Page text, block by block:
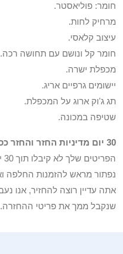
חומר: פוליאסטר.
מרחיק לחות.
עיצוב קלאסי.
חומר קל ונושם עם תחושה רכה.
מכפלת ישרה.
יישומים גרפיים אריג.
תג ג'וק ארוג על המכפלת.
שטיפה במכונה.
30 יום מדיניות החזר והחזר כספי
נפתור מראש להזמנות החלפה
אתה עדיין רוצה להחזיר, אנו
שנקבל ממך את פריטי ההחזרה.